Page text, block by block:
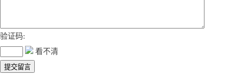
验证码:
看不清